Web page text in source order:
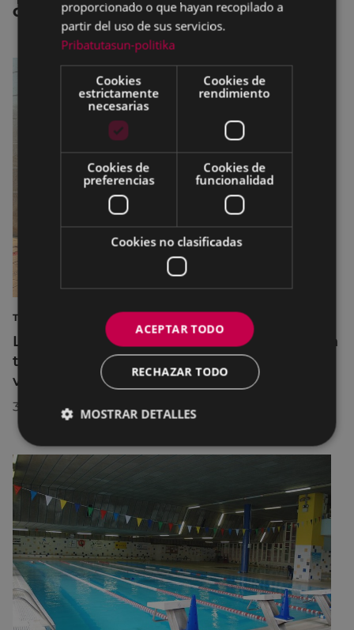
OTRAS NOTICIAS
TURISMO
La diputada Azahara Domínguez destaca la
transformación turística de Eibar en su
visita a la localidad
30/07/2026
proporcionado o que hayan recopilado a
partir del uso de sus servicios.
Pribatutasun-politika
Cookies
estrictamente
necesarias
Cookies de
rendimiento
Cookies de
preferencias
Cookies de
funcionalidad
Cookies no clasificadas
ACEPTAR TODO
RECHAZAR TODO
MOSTRAR DETALLES